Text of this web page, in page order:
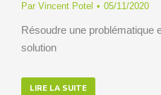
Par Vincent Potel 05/11/2020
Résoudre une problématique
solution
LIRE LA SUITE